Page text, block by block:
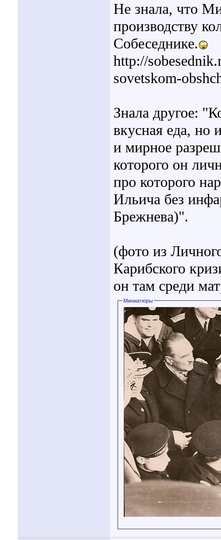
Не знала, что
производству
Собеседнике.
http://
sovetskom-
Знала другое:
вкусная еда, но
и мирное
которого он
про которого
Ильича без
Брежнева)".
(фото из
Карибского
он там среди
Миниатюры